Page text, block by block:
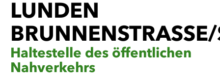
LUNDEN
Haltestelle des öffentlichen
Nahverkehrs